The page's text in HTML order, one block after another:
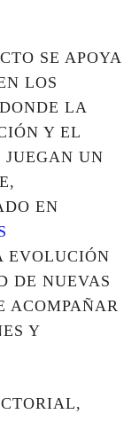
SE APOYA
LOS
LA
Y EL
JUEGAN UN
EN
EVOLUCIÓN
DE NUEVAS
ACOMPAÑAR
Y